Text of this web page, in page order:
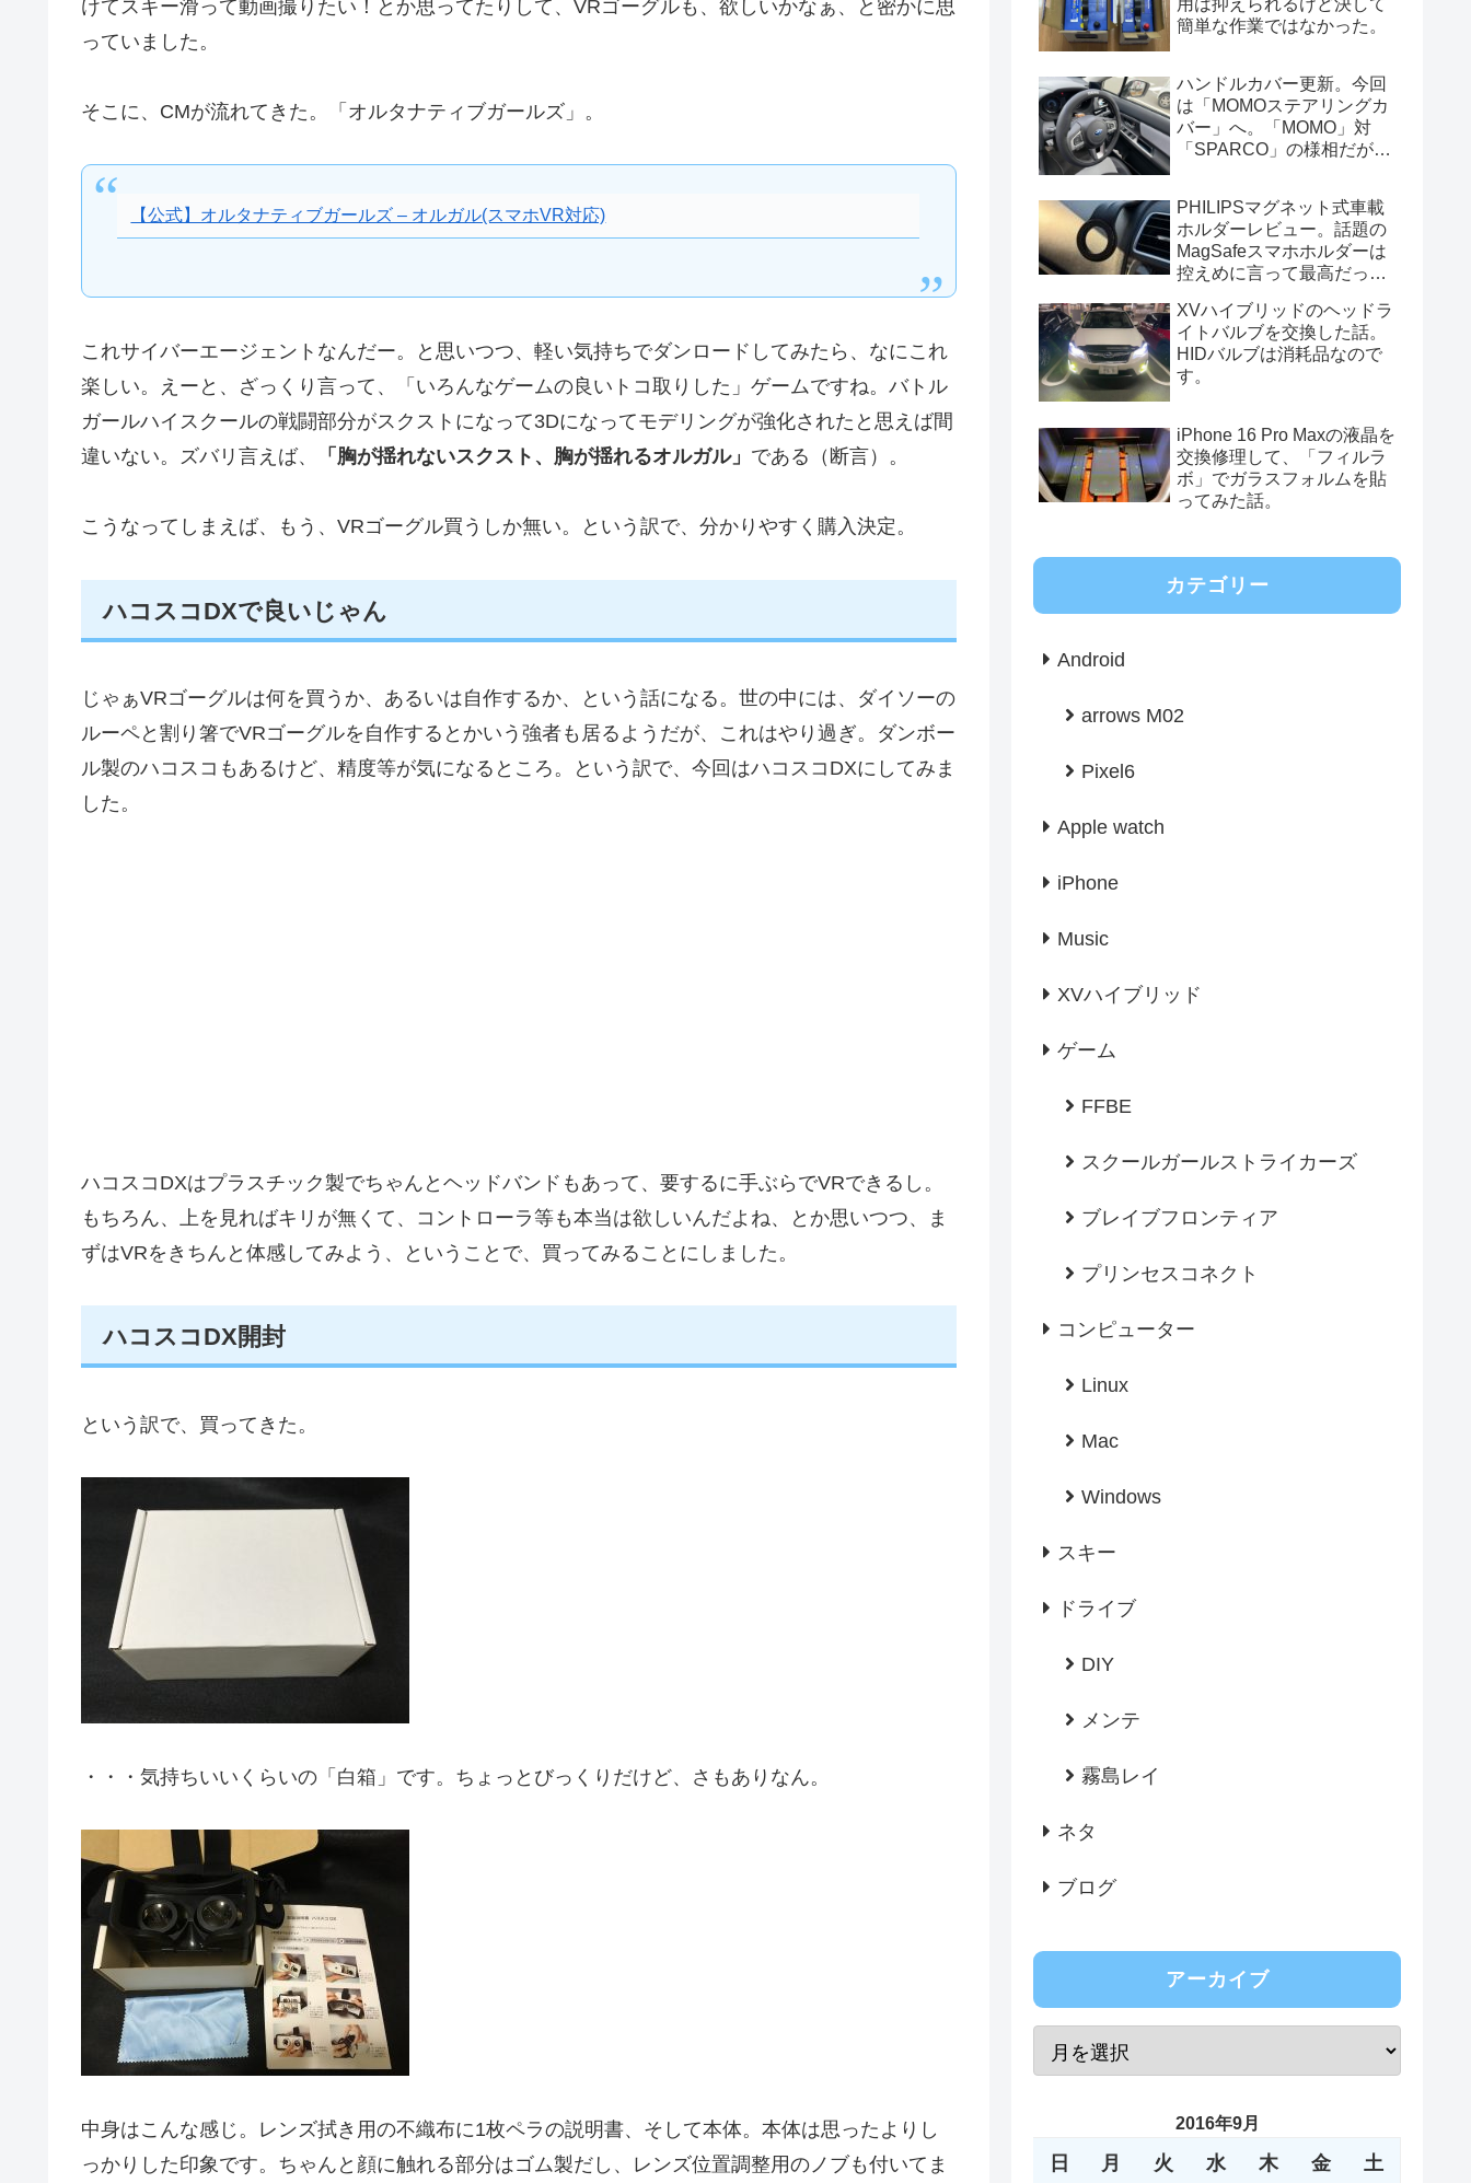
けてスキー滑って動画撮りたい！とか思ってたりして、VRゴーグルも、欲しいかなぁ、と密かに思
っていました。
そこに、CMが流れてきた。「オルタナティブガールズ」。
【公式】オルタナティブガールズ – オルガル(スマホVR対応)
これサイバーエージェントなんだー。と思いつつ、軽い気持ちでダンロードしてみたら、なにこれ
楽しい。えーと、ざっくり言って、「いろんなゲームの良いトコ取りした」ゲームですね。バトル
ガールハイスクールの戦闘部分がスクストになって3Dになってモデリングが強化されたと思えば間
違いない。ズバリ言えば、
「胸が揺れないスクスト、胸が揺れるオルガル」 である（断言）。
こうなってしまえば、もう、VRゴーグル買うしか無い。という訳で、分かりやすく購入決定。
ハコスコDXで良いじゃん
じゃぁVRゴーグルは何を買うか、あるいは自作するか、という話になる。世の中には、ダイソーの
ルーペと割り箸でVRゴーグルを自作するとかいう強者も居るようだが、これはやり過ぎ。ダンボー
ル製のハコスコもあるけど、精度等が気になるところ。という訳で、今回はハコスコDXにしてみま
した。
ハコスコDXはプラスチック製でちゃんとヘッドバンドもあって、要するに手ぶらでVRできるし。
もちろん、上を見ればキリが無くて、コントローラ等も本当は欲しいんだよね、とか思いつつ、ま
ずはVRをきちんと体感してみよう、ということで、買ってみることにしました。
ハコスコDX開封
という訳で、買ってきた。
・・・気持ちいいくらいの「白箱」です。ちょっとびっくりだけど、さもありなん。
中身はこんな感じ。レンズ拭き用の不織布に1枚ペラの説明書、そして本体。本体は思ったよりし
っかりした印象です。ちゃんと顔に触れる部分はゴム製だし、レンズ位置調整用のノブも付いてま
簡単な作業ではなかった。
ハンドルカバー更新。今回
は「MOMOステアリングカ
バー」へ。「MOMO」対
「SPARCO」の様相だが、
PHILIPSマグネット式車載
ホルダーレビュー。話題の
MagSafeスマホホルダーは
控えめに言って最高だっ
XVハイブリッドのヘッドラ
イトバルブを交換した話。
HIDバルブは消耗品なので
す。
iPhone 16 Pro Maxの液晶を
交換修理して、「フィルラ
ボ」でガラスフォルムを貼
ってみた話。
カテゴリー
Android
arrows M02
Pixel6
Apple watch
iPhone
Music
XVハイブリッド
ゲーム
FFBE
スクールガールストライカーズ
ブレイブフロンティア
プリンセスコネクト
コンピューター
Linux
Mac
Windows
スキー
ドライブ
DIY
メンテ
霧島レイ
ネタ
ブログ
アーカイブ
2016年9月
日 月 火 水 木 金 土